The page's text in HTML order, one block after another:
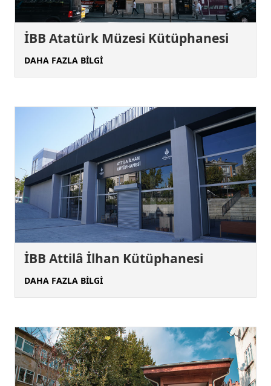
İBB Atatürk Müzesi Kütüphanesi
DAHA FAZLA BİLGİ
İBB Attilâ İlhan Kütüphanesi
DAHA FAZLA BİLGİ